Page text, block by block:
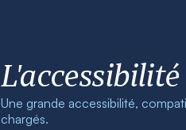
L'accessibilité
Une grande accessibilité,
chargés.